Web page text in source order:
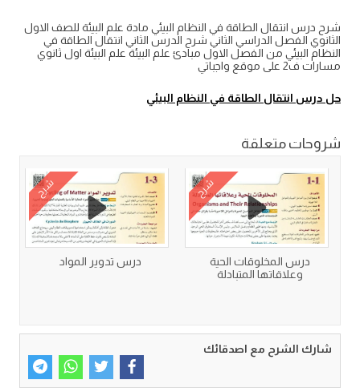
شرح درس انتقال الطاقة في النظام البيئي مادة علم البيئة للصف الاول
الثانوي الفصل الدراسي الثاني شرح الدرس الثاني انتقال الطاقة في
النظام البيئي من الفصل الاول مبادئ علم البيئة علم البيئة اول ثانوي
مسارات ف2 على موقع واجباتي
حل درس انتقال الطاقة في النظام البيئي
شروحات متعلقة
شرح
درس المخلوقات الحية
وعلاقاتها المتبادلة
شرح
درس تدوير المواد
شارك الشرح مع اصدقائك